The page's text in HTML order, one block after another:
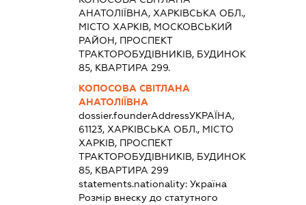
АНАТОЛІЇВНА, ХАРКІВСЬКА ОБЛ.,
МІСТО ХАРКІВ, МОСКОВСЬКИЙ
РАЙОН, ПРОСПЕКТ
ТРАКТОРОБУДІВНИКІВ, БУДИНОК
85, КВАРТИРА 299.
КОПОСОВА СВІТЛАНА
АНАТОЛІЇВНА
dossier.founderAddressУКРАЇНА,
61123, ХАРКІВСЬКА ОБЛ., МІСТО
ХАРКІВ, ПРОСПЕКТ
ТРАКТОРОБУДІВНИКІВ, БУДИНОК
85, КВАРТИРА 299
statements.nationality:Україна
Розмір внеску до статутного